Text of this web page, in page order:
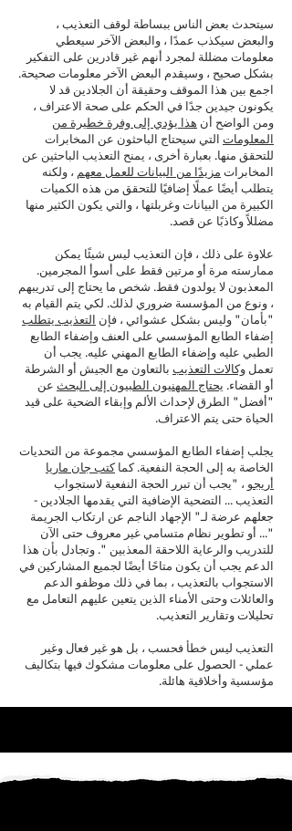
سيتحدث بعض الناس ببساطة لوقف التعذيب ،
والبعض سيكذب عمدًا ، والبعض الآخر سيعطي
معلومات مضللة لمجرد أنهم غير قادرين على التفكير
بشكل صحيح ، وسيقدم البعض الآخر معلومات صحيحة.
اجمع بين هذا الموقف وحقيقة أن الجلادين قد لا
يكونون جيدين جدًا في الحكم على صحة الاعتراف ،
ومن الواضح أن هذا يؤدي إلى وفرة خطيرة من
المعلومات التي سيحتاج الباحثون عن المخابرات
للتحقق منها. بعبارة أخرى ، يمنح التعذيب الباحثين عن
المخابرات مزيدًا من البيانات للعمل معهم ، ولكنه
يتطلب أيضًا عملًا إضافيًا للتحقق من هذه الكميات
الكبيرة من البيانات وغربلتها ، والتي يكون الكثير منها
مضللاً وكاذبًا عن قصد.
علاوة على ذلك ، فإن التعذيب ليس شيئًا يمكن
ممارسته مرة أو مرتين فقط على أسوأ المجرمين.
المعذبون لا يولدون فقط. شخص ما يحتاج إلى تدريبهم
، ونوع من المؤسسة ضروري لذلك. لكي يتم القيام به
"بأمان" وليس بشكل عشوائي ، فإن التعذيب يتطلب
إضفاء الطابع المؤسسي على العنف وإضفاء الطابع
الطبي عليه وإضفاء الطابع المهني عليه. يجب أن
تعمل وكالات التعذيب بالتعاون مع الجيش أو الشرطة
أو القضاء. يحتاج المهنيون الطبيون إلى البحث عن
"أفضل" الطرق لإحداث الألم وإبقاء الضحية على قيد
الحياة حتى يتم الاعتراف.
يجلب إضفاء الطابع المؤسسي مجموعة من التحديات
الخاصة به إلى الحجة النفعية. كماكتب جان ماريا
أريجو ، "يجب أن تبرر الحجة النفعية لاستجواب
التعذيب ... التضحية الإضافية التي يقدمها الجلادين -
جعلهم عرضة لـ" الإجهاد الناجم عن ارتكاب الجريمة
"... أو تطوير نظام متسامي غير معروف حتى الآن
للتدريب والرعاية اللاحقة المعذبين ". وتجادل بأن هذا
الدعم يجب أن يكون متاحًا أيضًا لجميع المشاركين في
الاستجواب بالتعذيب ، بما في ذلك موظفو الدعم
والعائلات وحتى الأمناء الذين يتعين عليهم التعامل مع
تحليلات وتقارير التعذيب.
التعذيب ليس خطأ فحسب ، بل هو غير فعال وغير
عملي - الحصول على معلومات مشكوك فيها بتكاليف
مؤسسية وأخلاقية هائلة.